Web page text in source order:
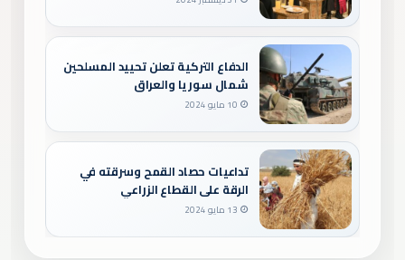
الدفاع التركية تعلن تحييد المسلحين
شمال سوريا والعراق
10 مايو 2024
تداعيات حصاد القمح وسرقته في
الرقة على القطاع الزراعي
13 مايو 2024